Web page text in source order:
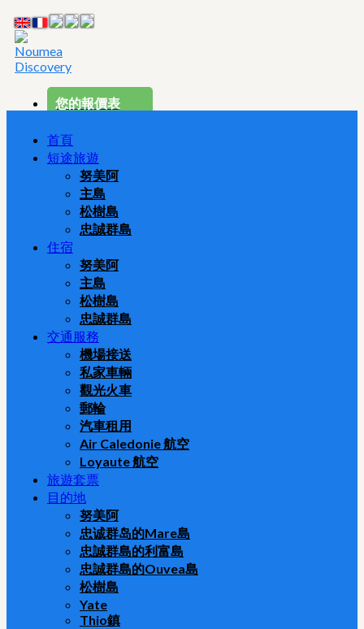
您的報價表
首頁
短途旅遊
努美阿
主島
松樹島
忠誠群島
住宿
努美阿
主島
松樹島
忠誠群島
交通服務
機場接送
私家車輛
觀光火車
郵輪
汽車租用
Air Caledonie 航空
Loyaute 航空
旅遊套票
目的地
努美阿
忠诚群岛的Mare島
忠誠群島的利富島
忠誠群島的Ouvea島
松樹島
Yate
Thio鎮